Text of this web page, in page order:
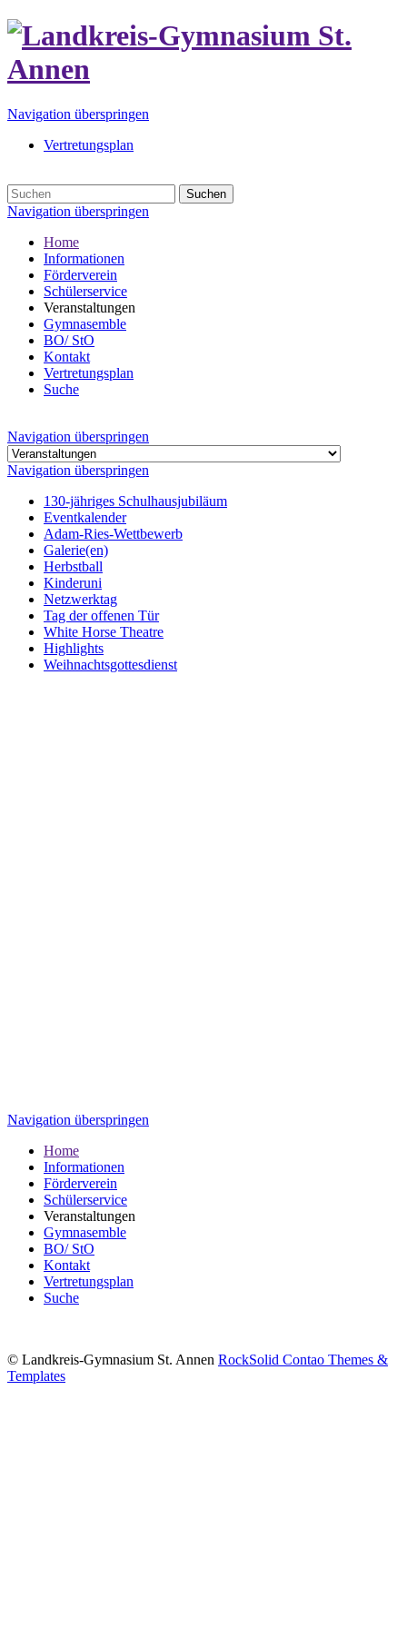
Navigation überspringen
Vertretungsplan
Suchen
Navigation überspringen
Home
Informationen
Förderverein
Schülerservice
Veranstaltungen
Gymnasemble
BO/ StO
Kontakt
Vertretungsplan
Suche
Navigation überspringen
Navigation überspringen
130-jähriges Schulhausjubiläum
Eventkalender
Adam-Ries-Wettbewerb
Galerie(en)
Herbstball
Kinderuni
Netzwerktag
Tag der offenen Tür
White Horse Theatre
Highlights
Weihnachtsgottesdienst
Navigation überspringen
Home
Informationen
Förderverein
Schülerservice
Veranstaltungen
Gymnasemble
BO/ StO
Kontakt
Vertretungsplan
Suche
© Landkreis-Gymnasium St. Annen RockSolid Contao Themes &
Templates